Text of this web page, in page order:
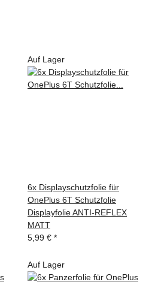
Auf Lager
6x Displayschutzfolie für
OnePlus 6T Schutzfolie
Displayfolie ANTI-REFLEX
MATT
5,99 € *
Auf Lager